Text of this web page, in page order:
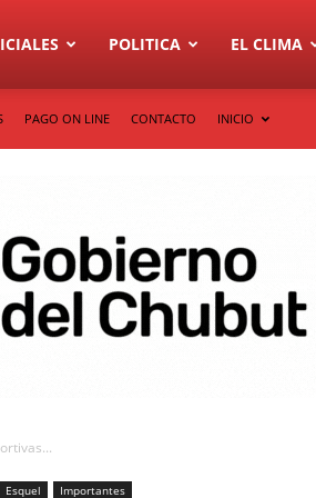
POLITICA EL CLIMA
PAGO ON LINE CONTACTO INICIO
Esquel Importantes